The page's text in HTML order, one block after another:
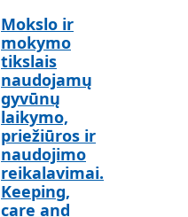
Mokslo ir
mokymo
tikslais
naudojamų
gyvūnų
laikymo,
priežiūros ir
naudojimo
reikalavimai.
Keeping,
care and